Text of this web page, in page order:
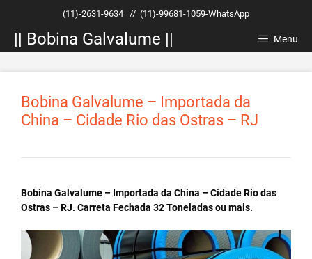
conteúdo
(11)-2631-9634 // (11)-99681-1059-WhatsApp
|| Bobina Galvalume || Menu
Bobina Galvalume – Importada da
China – Cidade Rio das Ostras – RJ
Bobina Galvalume – Importada da China – Cidade Rio das
Ostras – RJ. Carreta Fechada 32 Toneladas ou mais.